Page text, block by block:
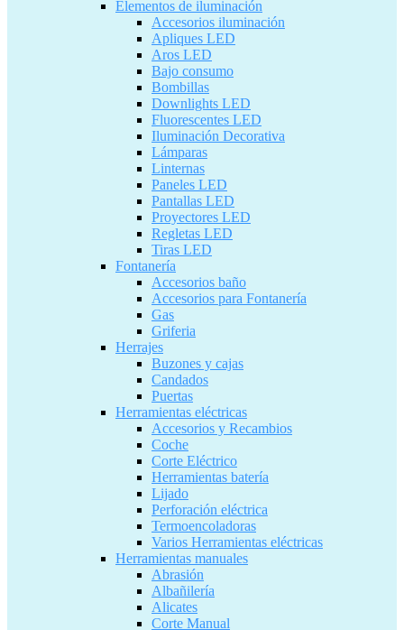
Elementos de iluminación
Accesorios iluminación
Apliques LED
Aros LED
Bajo consumo
Bombillas
Downlights LED
Fluorescentes LED
Iluminación Decorativa
Lámparas
Linternas
Paneles LED
Pantallas LED
Proyectores LED
Regletas LED
Tiras LED
Fontanería
Accesorios baño
Accesorios para Fontanería
Gas
Griferia
Herrajes
Buzones y cajas
Candados
Puertas
Herramientas eléctricas
Accesorios y Recambios
Coche
Corte Eléctrico
Herramientas batería
Lijado
Perforación eléctrica
Termoencoladoras
Varios Herramientas eléctricas
Herramientas manuales
Abrasión
Albañilería
Alicates
Corte Manual